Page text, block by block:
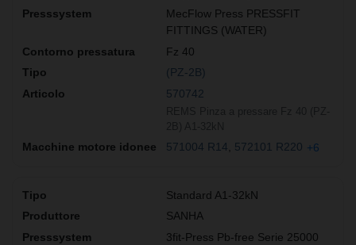
MecFlow Press PRESSFIT
FITTINGS (WATER)
Fz 40
(PZ-2B)
570742
571004 R14 572101 R220 +6
Standard A1-32kN
SANHA
3fit-Press Pb-free Serie 25000